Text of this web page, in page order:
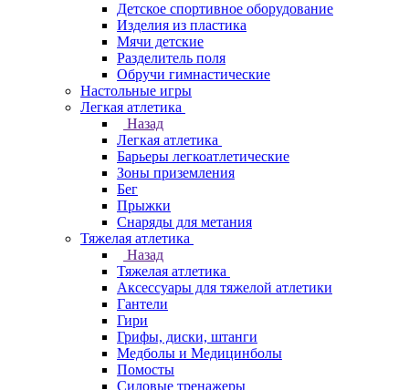
Детское спортивное оборудование
Изделия из пластика
Мячи детские
Разделитель поля
Обручи гимнастические
Настольные игры
Легкая атлетика
Назад
Легкая атлетика
Барьеры легкоатлетические
Зоны приземления
Бег
Прыжки
Снаряды для метания
Тяжелая атлетика
Назад
Тяжелая атлетика
Аксессуары для тяжелой атлетики
Гантели
Гири
Грифы, диски, штанги
Медболы и Медицинболы
Помосты
Силовые тренажеры